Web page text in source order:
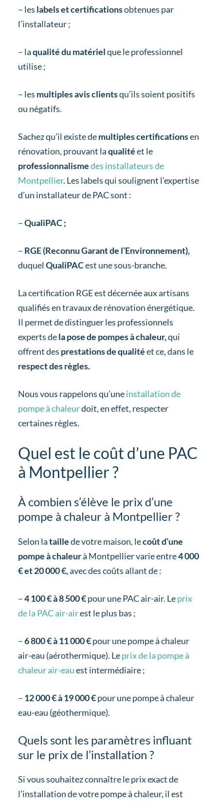
– les labels et certificationsobtenues par
l’installateur ;
– laqualité du matérielque le professionnel
utilise ;
– les multiples avis clientsqu’ils soient positifs
ou négatifs.
Sachez qu’il existe demultiples certificationsen
rénovation, prouvant laqualitéet le
professionnalismedes installateurs de
Montpellier. Les labels qui soulignent l’expertise
d’un installateur de PAC sont :
–QualiPAC ;
– RGE (Reconnu Garant de l’Environnement),
duquel QualiPACest une sous-branche.
La certification RGE est décernée aux artisans
qualifiés en travaux de rénovation énergétique.
Il permet de distinguer les professionnels
experts dela pose de pompes à chaleur,qui
offrent des prestations de qualitéet ce, dans le
respect des règles.
Nous vous rappelons qu’uneinstallation de
pompe à chaleurdoit, en effet, respecter
certaines règles.
Quel est le coût d’une PAC
à Montpellier ?
À combien s’élève le prix d’une
pompe à chaleur à Montpellier ?
Selon lataillede votre maison, lecoût d’une
pompe à chaleurà Montpellier varie entre4 000
€ et 20 000 €,avec des coûts allant de :
–4 100 € à 8 500 €pour une PAC air-air. Leprix
de la PAC air-airest le plus bas ;
–6 800 € à 11 000 €pour une pompe à chaleur
air-eau (aérothermique). Leprix de la pompe à
chaleur air-eauest intermédiaire ;
– 12 000 € à 19 000 €pour une pompe à chaleur
eau-eau (géothermique).
Quels sont les paramètres influant
sur le prix de l’installation ?
Si vous souhaitez connaître le prix exact de
l’installation de votre pompe à chaleur, il est